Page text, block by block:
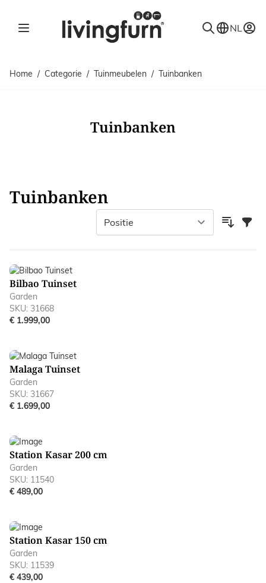
NL
Home / Categorie / Tuinmeubelen / Tuinbanken
Tuinbanken
Tuinbanken
Bilbao Tuinset
Garden
SKU: 31668
€ 1.999,00
Malaga Tuinset
Garden
SKU: 31667
€ 1.699,00
Station Kasar 200 cm
Garden
SKU: 11540
€ 489,00
Station Kasar 150 cm
Garden
SKU: 11539
€ 439,00